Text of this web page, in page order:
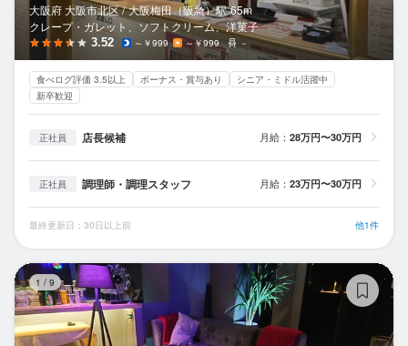
大阪府 大阪市北区 / 大阪梅田（阪急）駅 65m
クレープ・ガレット、ソフトクリーム、洋菓子
3.52 ～￥999 ～￥999 －
食べログ評価 3.5以上 ボーナス・賞与あり
シニア・ミドル活躍中
新卒歓迎
正社員 店長候補 月給： 28万円〜30万円
正社員 調理師・調理スタッフ 月給： 23万円〜30万円
最終更新日：30日以上前 他1件
1 / 9